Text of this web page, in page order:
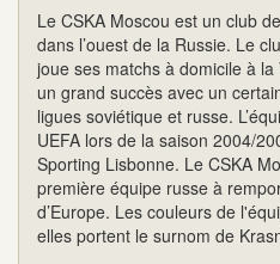
Le CSKA Moscou est un club
dans l’ouest de la Russie. Le
joue ses matchs à domicile à
un grand succès avec un
ligues soviétique et russe.
UEFA lors de la saison 2004/
Sporting Lisbonne. Le CSKA
première équipe russe à
d’Europe. Les couleurs de
elles portent le surnom de